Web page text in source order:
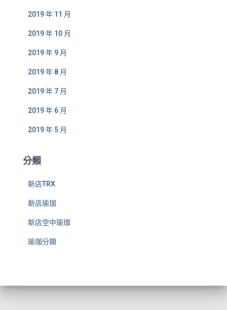
2019 年 11 月
2019 年 10 月
2019 年 9 月
2019 年 8 月
2019 年 7 月
2019 年 6 月
2019 年 5 月
分類
新店TRX
新店瑜珈
新店空中瑜珈
瑜珈分類